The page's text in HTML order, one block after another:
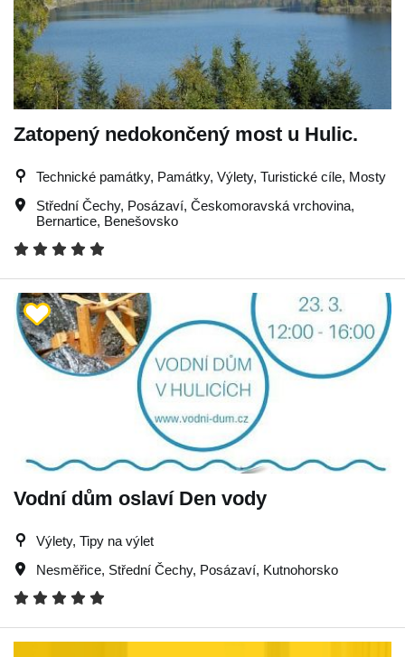
Zatopený nedokončený most u Hulic.
Technické památky, Památky, Výlety, Turistické cíle, Mosty
Střední Čechy, Posázaví, Českomoravská vrchovina,
Bernartice, Benešovsko
Vodní dům oslaví Den vody
Výlety, Tipy na výlet
Nesměřice, Střední Čechy, Posázaví, Kutnohorsko